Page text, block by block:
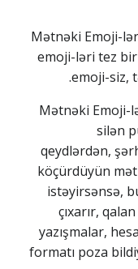
Mətnəki Emoji-
emoji-ləri tez bir
emoji-siz,
Mətnəki Emoji-
silən
qeydlərdən,
köçürdüyün
istəyirsənsə,
çıxarır,
yazışmalar,
formatı poza